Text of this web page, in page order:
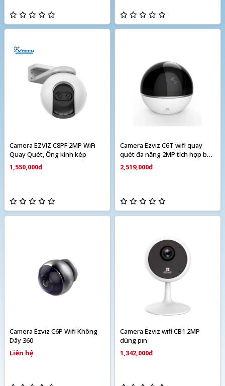
Camera EZVIZ C8PF 2MP WiFi
Quay Quét, Ống kính kép
1,550,000đ
Camera Ezviz C6T wifi quay
quét đa năng 2MP tích hợp báo
động
2,519,000đ
Camera Ezviz C6P Wifi Không
Dây 360
Liên hệ
Camera Ezviz wifi CB1 2MP
dùng pin
1,342,000đ